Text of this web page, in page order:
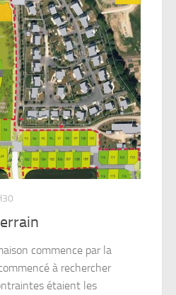
commence par la
à rechercher
étaient les